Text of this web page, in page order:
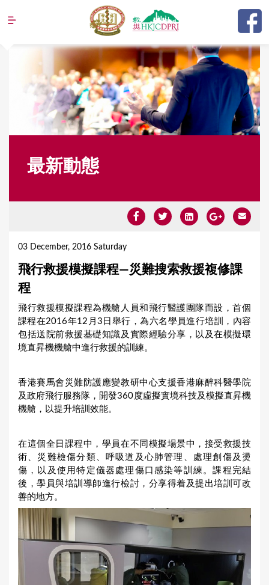
Jump to navigation
最新動態
03 December, 2016 Saturday
飛行救援模擬課程—災難搜索救援複修課
程
飛行救援模擬課程為機艙人員和飛行醫護團隊而設，首個
課程在2016年12月3日舉行，為六名學員進行培訓，內容
包括送院前救援基礎知識及實際經驗分享，以及在模擬環
境直昇機機艙中進行救援的訓練。
香港賽馬會災難防護應變教研中心支援香港麻醉科醫學院
及政府飛行服務隊，開發360度虛擬實境科技及模擬直昇機
機艙，以提升培訓效能。
在這個全日課程中，學員在不同模擬場景中，接受救援技
術、災難檢傷分類、呼吸道及心肺管理、處理創傷及燙
傷，以及使用特定儀器處理傷口感染等訓練。課程完結
後，學員與培訓導師進行檢討，分享得着及提出培訓可改
善的地方。